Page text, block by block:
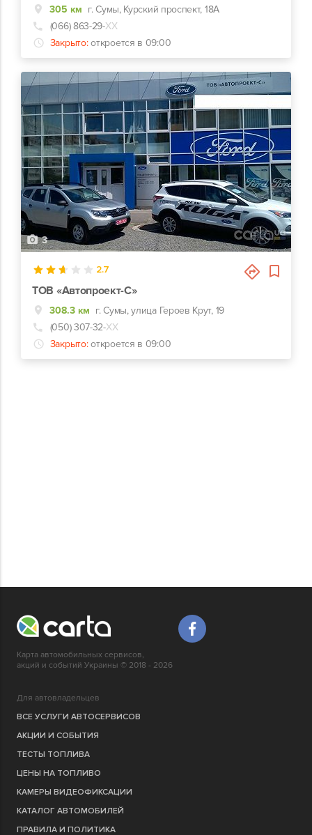
305 км г. Сумы, Курский проспект, 18А
(066) 863-29-ХХ
Закрыто: откроется в 09:00
3
2.7
ТОВ «Автопроект-С»
308.3 км г. Сумы, улица Героев Крут, 19
(050) 307-32-ХХ
Закрыто: откроется в 09:00
Карта автомобильных сервисов,
акций и событий Украины © 2018 - 2026
Для автовладельцев
ВСЕ УСЛУГИ АВТОСЕРВИСОВ
АКЦИИ И СОБЫТИЯ
ТЕСТЫ ТОПЛИВА
ЦЕНЫ НА ТОПЛИВО
КАМЕРЫ ВИДЕОФИКСАЦИИ
КАТАЛОГ АВТОМОБИЛЕЙ
ПРАВИЛА И ПОЛИТИКА